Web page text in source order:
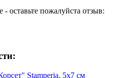
оставьте пожалуйста отзыв: